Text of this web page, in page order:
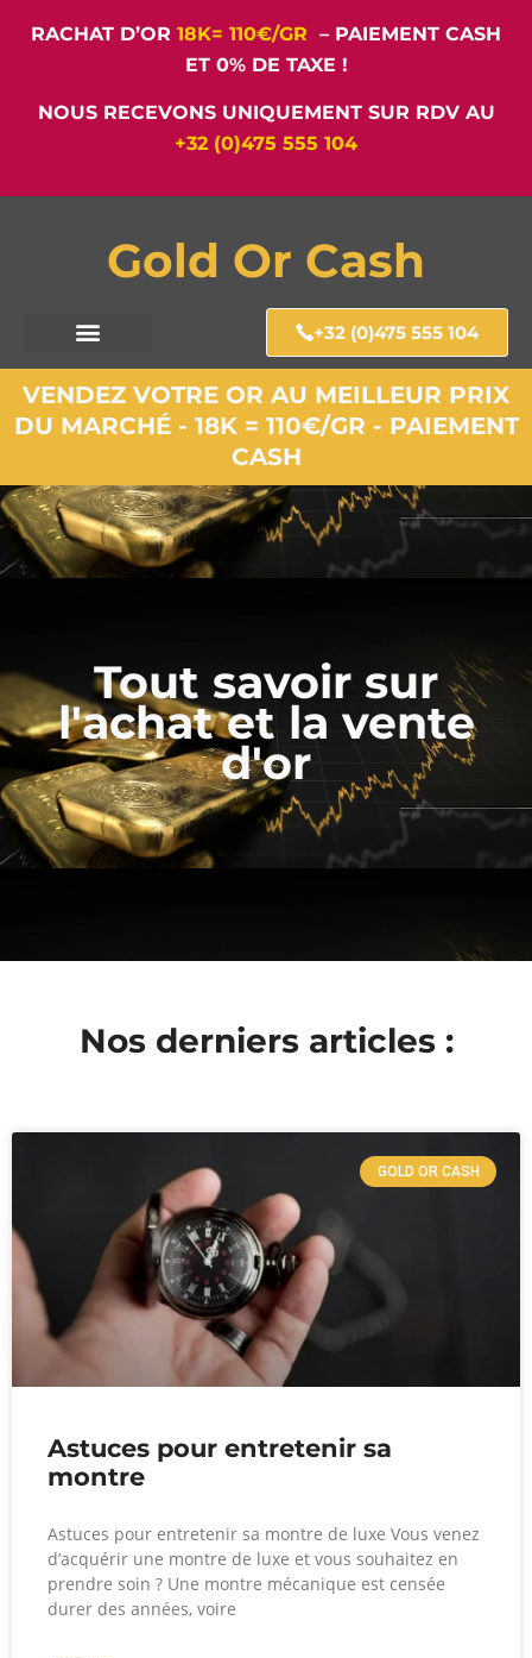
RACHAT D’OR 18K= 110€/GR – PAIEMENT CASH
ET 0% DE TAXE !
NOUS RECEVONS UNIQUEMENT SUR RDV AU
+32 (0)475 555 104
Gold Or Cash
+32 (0)475 555 104
VENDEZ VOTRE OR AU MEILLEUR PRIX
DU MARCHÉ - 18K = 110€/GR - PAIEMENT
CASH
Tout savoir sur
l'achat et la vente
d'or
Nos derniers articles :
GOLD OR CASH
Astuces pour entretenir sa
montre
Astuces pour entretenir sa montre de luxe Vous venez
d’acquérir une montre de luxe et vous souhaitez en
prendre soin ? Une montre mécanique est censée
durer des années, voire